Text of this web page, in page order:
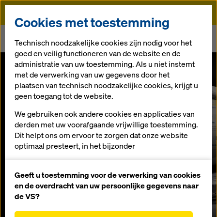
Doka
Bestel nu je bekisting online via shop.doka.com
Bestel nu je
bekisting
online via
shop.doka.com
16.11.2018 |Netherlands
Cookies met toestemming
Technisch noodzakelijke cookies zijn nodig voor het
goed en veilig functioneren van de website en de
administratie van uw toestemming. Als u niet instemt
met de verwerking van uw gegevens door het
plaatsen van technisch noodzakelijke cookies, krijgt u
geen toegang tot de website.
We gebruiken ook andere cookies en applicaties van
derden met uw voorafgaande vrijwillige toestemming.
Dit helpt ons om ervoor te zorgen dat onze website
optimaal presteert, in het bijzonder
van onze website (functionele en statistische
cookies),
het vergemakkelijken van een soepel
Geeft u toestemming voor de verwerking van cookies
en de overdracht van uw persoonlijke gegevens naar
de VS?